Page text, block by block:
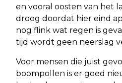
en vooral oosten van het
droog doordat hier eind
nog flink wat regen is
tijd wordt geen neerslag
Voor mensen die juist
boompollen is er goed